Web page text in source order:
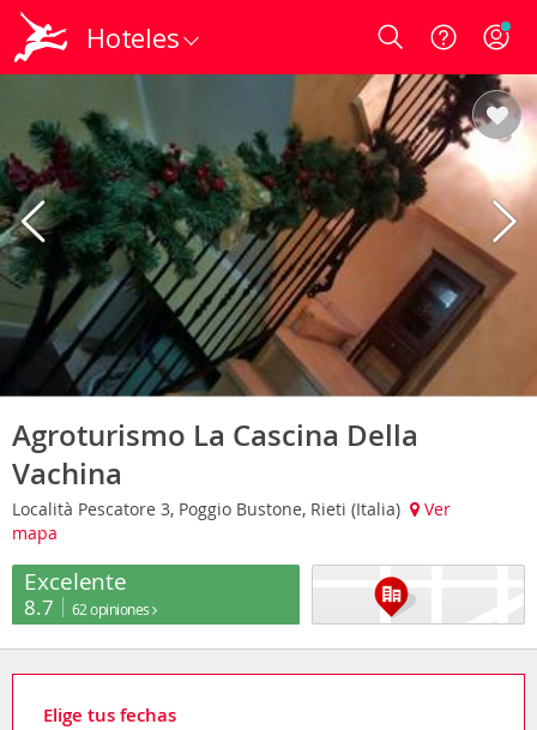
Hoteles Login
Agroturismo La Cascina Della
Vachina
Località Pescatore 3, Poggio Bustone, Rieti (Italia)
Ver
mapa
Excelente
8.7 62 opiniones
Elige tus fechas